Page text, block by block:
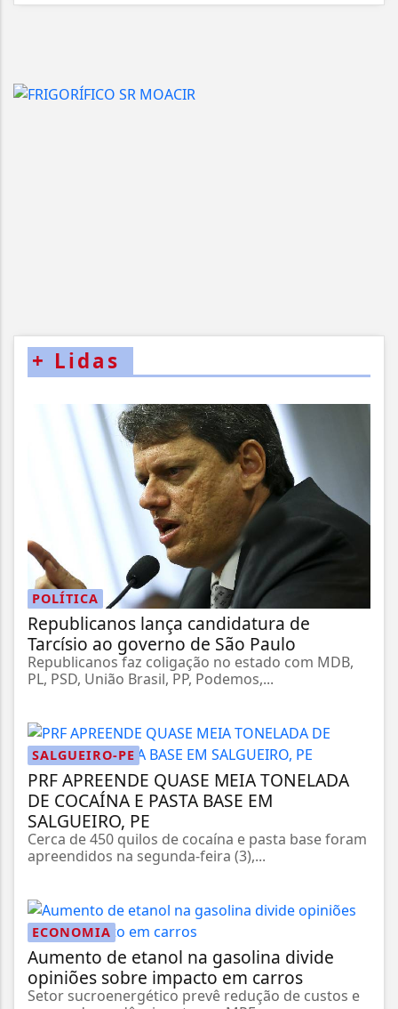
+ Lidas
POLÍTICA
Republicanos lança candidatura de
Tarcísio ao governo de São Paulo
Republicanos faz coligação no estado com MDB,
PL, PSD, União Brasil, PP, Podemos,...
SALGUEIRO-PE
PRF APREENDE QUASE MEIA TONELADA
DE COCAÍNA E PASTA BASE EM
SALGUEIRO, PE
Cerca de 450 quilos de cocaína e pasta base foram
apreendidos na segunda-feira (3),...
ECONOMIA
Aumento de etanol na gasolina divide
opiniões sobre impacto em carros
Setor sucroenergético prevê redução de custos e